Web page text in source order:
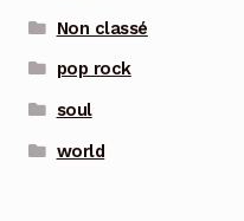
Non classé
pop rock
soul
world